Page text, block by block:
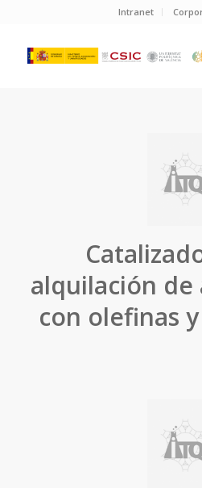
Intranet
alquilación de
con olefinas